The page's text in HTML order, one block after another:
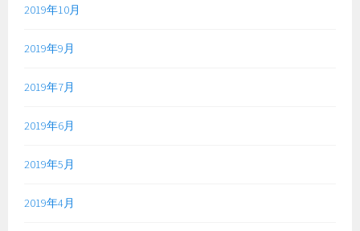
2019年10月
2019年9月
2019年7月
2019年6月
2019年5月
2019年4月